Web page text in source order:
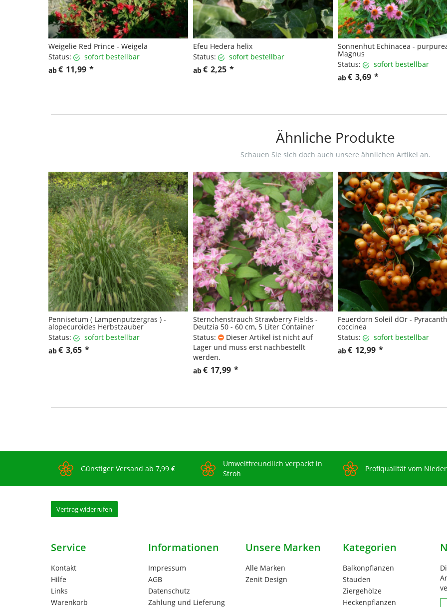
Weigelie Red Prince - Weigela
Status:
sofort bestellbar
ab€ 11,99 *
Efeu Hedera helix
Status:
sofort bestellbar
ab€ 2,25 *
Sonnenhut Echinacea -
Magnus
Status:
sofort bestellbar
ab€ 3,69 *
Ähnliche Produkte
Schauen Sie sich doch auch unsere ähnlichen Artikel an.
Pennisetum ( Lampenputzergras ) -
alopecuroides Herbstzauber
Status:
sofort bestellbar
ab€ 3,65 *
Sternchenstrauch Strawberry Fields -
Deutzia 50 - 60 cm, 5 Liter Container
Status:
Dieser Artikel ist nicht auf
Lager und muss erst nachbestellt
werden.
ab€ 17,99 *
Feuerdorn Soleil dOr -
coccinea
Status:
sofort bestellbar
ab€ 12,99 *
Günstiger Versand ab 7,99 €
Umweltfreundlich verpackt in
Stroh
Profiqualität vom
Vertrag widerrufen
Service
Kontakt
Hilfe
Links
Warenkorb
Informationen
Impressum
AGB
Datenschutz
Zahlung und Lieferung
Unsere Marken
Alle Marken
Zenit Design
Kategorien
Balkonpflanzen
Stauden
Ziergehölze
Heckenpflanzen